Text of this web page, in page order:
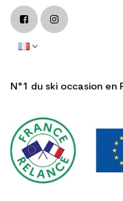
N°1 du ski occasion en